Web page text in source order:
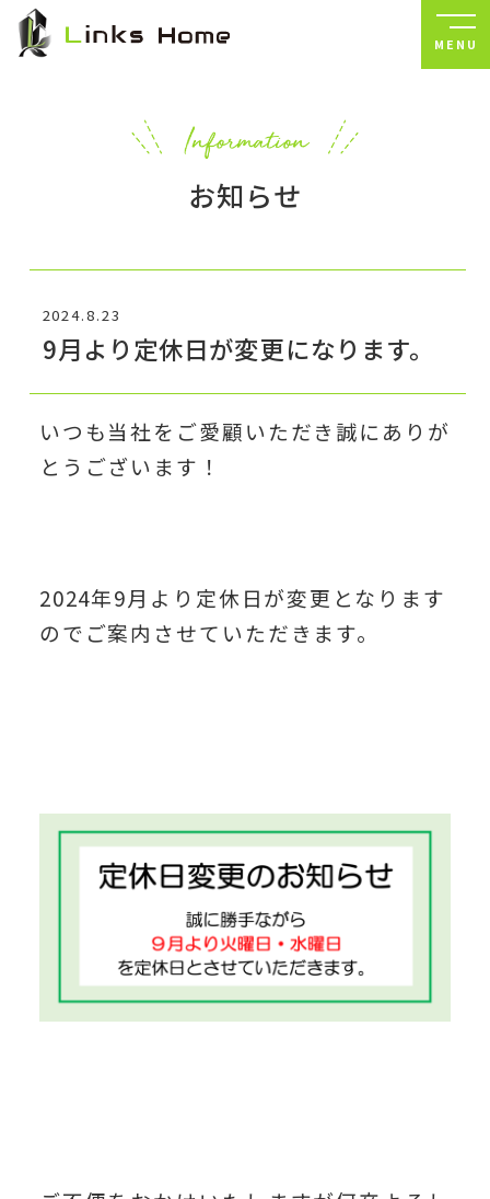
MENU
お知らせ
2024.8.23
9月より定休日が変更になります。
いつも当社をご愛顧いただき誠にありが
とうございます！
2024年9月より定休日が変更となります
のでご案内させていただきます。